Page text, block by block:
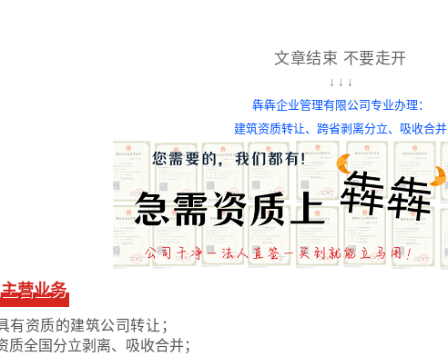
文章结束 不要走开
↓ ↓ ↓
犇犇企业管理有限公司专业办理：
建筑资质转让、 跨省剥离分立、吸收合并
营业务
有资质的建筑公司转让；
质全国分立剥离、吸收合并；